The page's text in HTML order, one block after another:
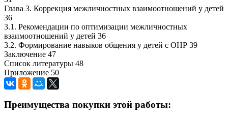
Глава 3. Коррекция межличностных взаимоотношений у детей
36
3.1. Рекомендации по оптимизации межличностных
взаимоотношений у детей 36
3.2. Формирование навыков общения у детей с ОНР 39
Заключение 47
Список литературы 48
Приложение 50
Преимущества покупки этой работы: